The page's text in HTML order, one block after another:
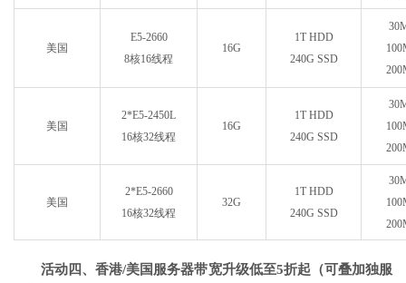
美国
E5-2660
8核16线程
16G
1T HDD
240G SSD
美国
2*E5-2450L
16核32线程
16G
1T HDD
240G SSD
美国
2*E5-2660
16核32线程
32G
1T HDD
240G SSD
活动四、香港/美国服务器带宽升级低至5折起（可叠加独服